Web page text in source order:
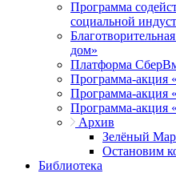
Программа
социальной
дом»
Платформа
Программа-акция
Программа-акция
Программа-акция
Архив
Зелёный
Остановим
Библиотека